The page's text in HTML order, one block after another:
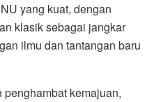
yang kuat, dengan
klasik sebagai jangkar
ilmu dan tantangan baru
kemajuan,